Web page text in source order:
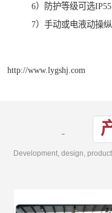
6）防护等级可选IP55
7）手动或电液动操纵
http://www.lygshj.com